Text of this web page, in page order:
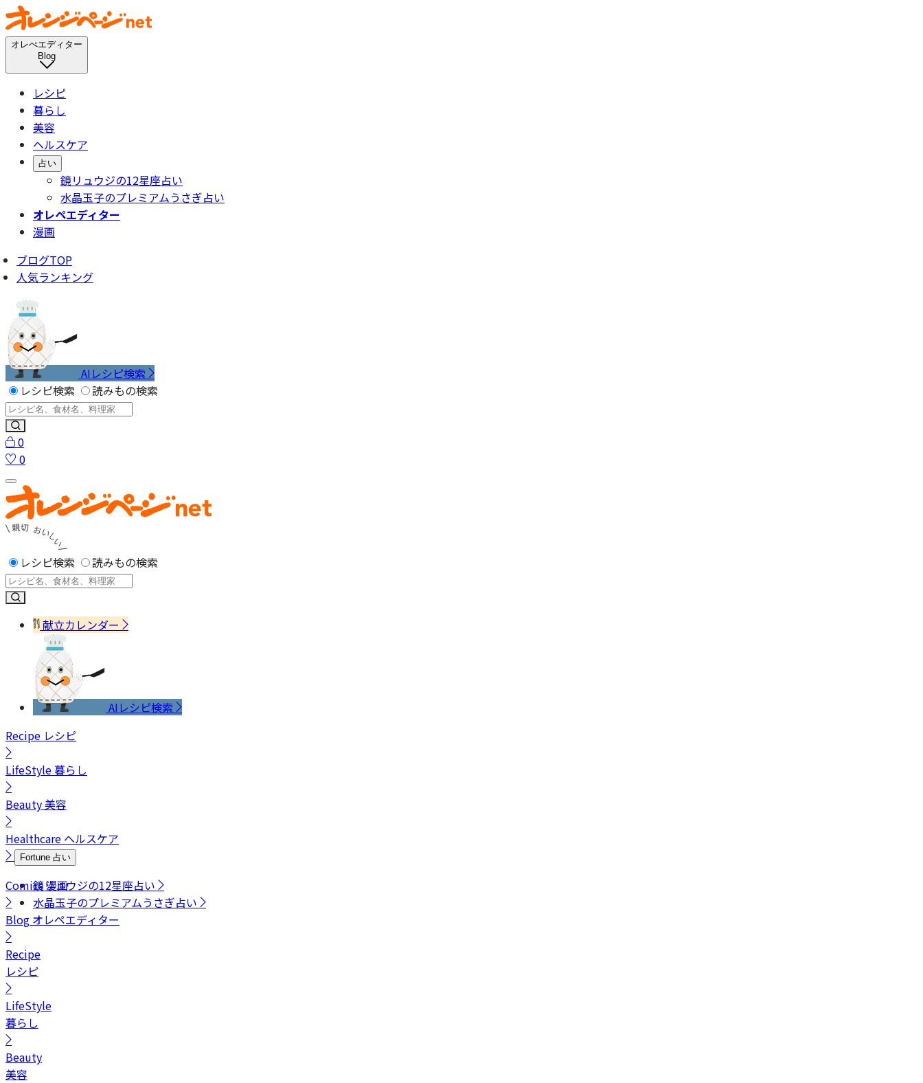
オレぺエディター
Blog
レシピ
暮らし
美容
ヘルスケア
占い
鏡リュウジの12星座占い
水晶玉子のプレミアムうさぎ占い
オレペエディター
漫画
ブログTOP
人気ランキング
AIレシピ検索
レシピ検索
読みもの検索
0
0
レシピ検索 読みもの検索
献立カレンダー
AIレシピ検索
Recipe レシピ
LifeStyle暮らし
Beauty美容
Healthcare ヘルスケア
Fortune 占い
鏡リュウジの12星座占い
水晶玉子のプレミアムうさぎ占い
Comics漫画
Blog オレペエディター
Recipe
レシピ
LifeStyle
暮らし
Beauty
美容